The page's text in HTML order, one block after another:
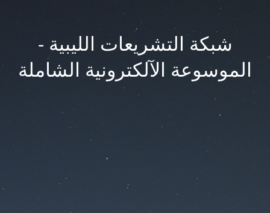
شبكة التشريعات الليبية -
الموسوعة الآلكترونية الشاملة